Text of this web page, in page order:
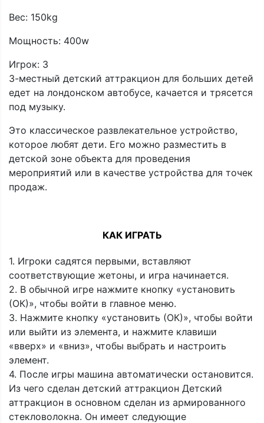
Вес: 150kg
Мощность: 400w
Игрок: 3
3-местный детский аттракцион для больших детей
едет на лондонском автобусе, качается и трясется
под музыку.
Это классическое развлекательное устройство,
которое любят дети. Его можно разместить в
детской зоне объекта для проведения
мероприятий или в качестве устройства для точек
продаж.
КАК ИГРАТЬ
1. Игроки садятся первыми, вставляют
соответствующие жетоны, и игра начинается.
2. В обычной игре нажмите кнопку «установить
(ОК)», чтобы войти в главное меню.
3. Нажмите кнопку «установить (ОК)», чтобы войти
или выйти из элемента, и нажмите клавиши
«вверх» и «вниз», чтобы выбрать и настроить
элемент.
4. После игры машина автоматически остановится.
Из чего сделан детский аттракцион Детский
аттракцион в основном сделан из армированного
стекловолокна. Он имеет следующие